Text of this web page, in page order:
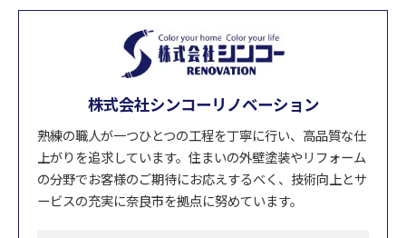
株式会社シンコーリノベーション
熟練の職人が一つひとつの工程を丁寧に行い、高品質な仕
上がりを追求しています。住まいの外壁塗装やリフォーム
の分野でお客様のご期待にお応えするべく、技術向上とサ
ービスの充実に奈良市を拠点に努めています。